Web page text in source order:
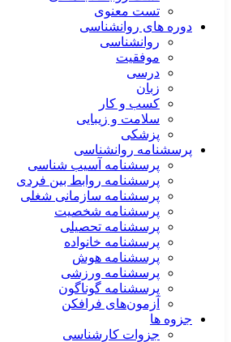
تست معنوی
دوره های روانشناسی
روانشناسی
موفقیت
درسی
زبان
کسب و کار
سلامت و زیبایی
پزشکی
پرسشنامه روانشناسی
پرسشنامه آسیب شناسی
پرسشنامه روابط بین فردی
پرسشنامه سازمانی شغلی
پرسشنامه شخصیت
پرسشنامه تحصیلی
پرسشنامه خانواده
پرسشنامه هوش
پرسشنامه ورزشی
پرسشنامه گوناگون
آزمون‌های فرافکن
جزوه ها
جزوات کارشناسی